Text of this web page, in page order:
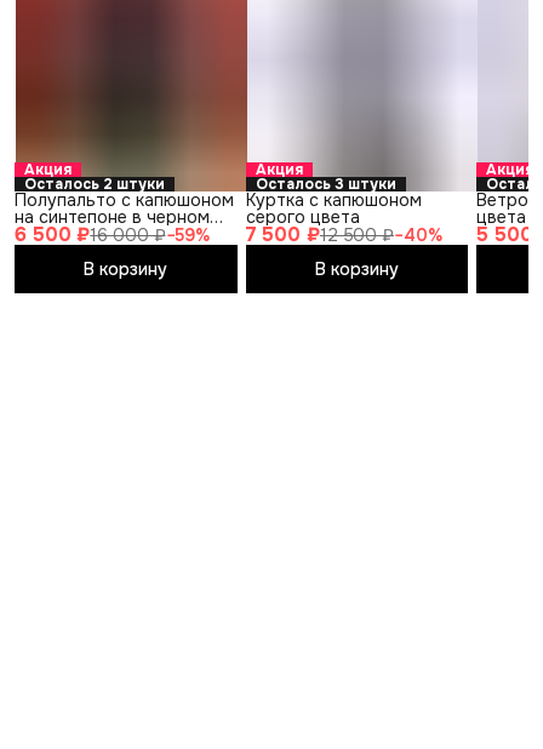
Акция
Осталось 2 штуки
6 500 ₽16 000 ₽−59%
Полупальто с капюшоном
на синтепоне в черном
цвете
В корзину
Акция
Осталось 3 штуки
7 500 ₽12 500 ₽−40%
Куртка с капюшоном
серого цвета
В корзину
Акция
5 500
цвета